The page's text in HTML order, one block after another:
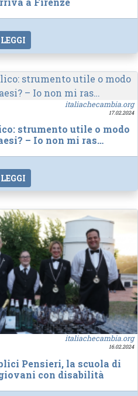
LEGGI
italiachecambia.org
17.02.2024
strumento utile o modo
– Io non mi ras…
LEGGI
italiachecambia.org
16.02.2024
Pensieri, la scuola di
con disabilità